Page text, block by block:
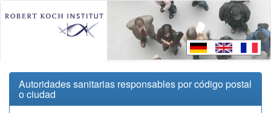
Autoridades sanitarias responsables por código postal
o ciudad